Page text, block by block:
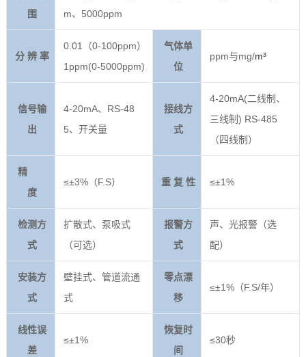
围
m、5000ppm
分 辨 率
0.01（0-100ppm）
1ppm(0-5000ppm)
气体单
位
ppm与mg/m³
信号输
出
4-20mA、RS-48
5、开关量
接线方
式
4-20mA(二线制、
三线制) RS-485
（四线制）
精
度
≤±3%（F.S） 重 复 性 ≤±1%
检测方
式
扩散式、泵吸式
（可选）
报警方
式
声、光报警（选
配）
安装方
式
壁挂式、管道流通
式
零点漂
移
≤±1%（F.S/年）
线性误
差
≤±1%
恢复时
间
≤30秒